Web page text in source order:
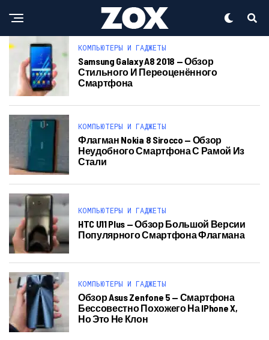
КОМПЬЮТЕРЫ И ГАДЖЕТЫ
Samsung Galaxy A8 2018 — Обзор
Стильного И Переоценённого
Смартфона
КОМПЬЮТЕРЫ И ГАДЖЕТЫ
Флагман Nokia 8 Sirocco — Обзор
Неудобного Смартфона С Рамой Из
Стали
КОМПЬЮТЕРЫ И ГАДЖЕТЫ
HTC U11 Plus — Обзор Большой Версии
Популярного Смартфона Флагмана
КОМПЬЮТЕРЫ И ГАДЖЕТЫ
Обзор Asus Zenfone 5 — Смартфона
Бессовестно Похожего На IPhone X,
Но Это Не Клон